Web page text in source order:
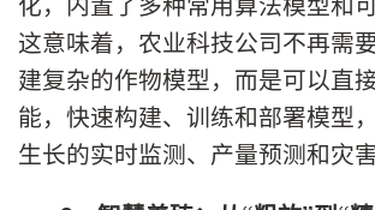
这意味着，农业科技公司不再需
建复杂的作物模型，而是可以直
能，快速构建、训练和部署模型
生长的实时监测、产量预测和灾害